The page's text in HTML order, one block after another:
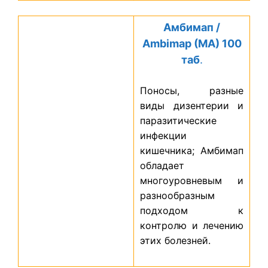
Амбимап /
Ambimap (MA) 100
таб.
Поносы, разные
виды дизентерии и
паразитические
инфекции
кишечника; Амбимап
обладает
многоуровневым и
разнообразным
подходом к
контролю и лечению
этих болезней.